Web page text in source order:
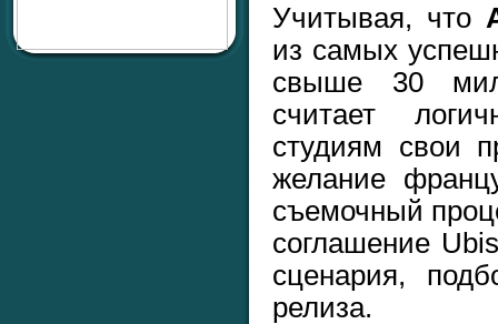
Учитывая, что
из самых
свыше 30
считает
студиям свои
желание
съемочный
соглашение
сценария,
релиза.